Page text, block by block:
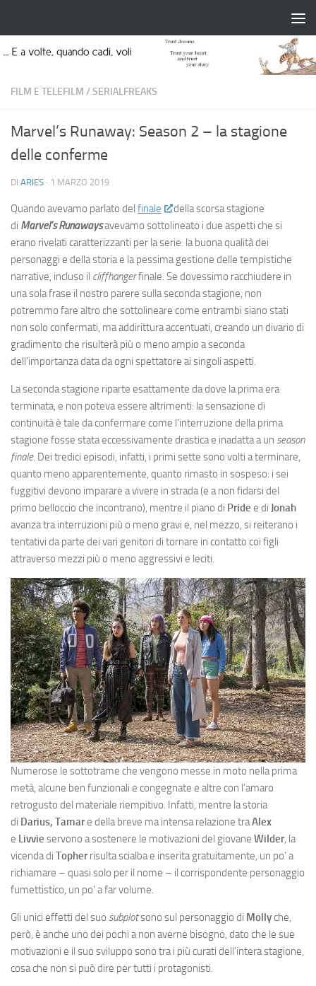
FILM E TELEFILM /SERIALFREAKS
Marvel’s Runaway: Season 2 – la stagione
delle conferme
DI ARIES · 1 MARZO 2019
Quando avevamo parlato del finale
della scorsa stagione
di Marvel’s Runawaysavevamo sottolineato i due aspetti che si
erano rivelati caratterizzanti per la serie: la buona qualità dei
personaggi e della storia e la pessima gestione delle tempistiche
narrative, incluso il cliffhangerfinale. Se dovessimo racchiudere in
una sola frase il nostro parere sulla seconda stagione, non
potremmo fare altro che sottolineare come entrambi siano stati
non solo confermati, ma addirittura accentuati, creando un divario di
gradimento che risulterà più o meno ampio a seconda
dell’importanza data da ogni spettatore ai singoli aspetti.
La seconda stagione riparte esattamente da dove la prima era
terminata, e non poteva essere altrimenti: la sensazione di
continuità è tale da confermare come l’interruzione della prima
stagione fosse stata eccessivamente drastica e inadatta a un season
finale. Dei tredici episodi, infatti, i primi sette sono volti a terminare,
quanto meno apparentemente, quanto rimasto in sospeso: i sei
fuggitivi devono imparare a vivere in strada (e a non fidarsi del
primo belloccio che incontrano), mentre il piano di Pride e di Jonah
avanza tra interruzioni più o meno gravi e, nel mezzo, si reiterano i
tentativi da parte dei vari genitori di tornare in contatto coi figli
attraverso mezzi più o meno aggressivi e leciti.
Numerose le sottotrame che vengono messe in moto nella prima
metà, alcune ben funzionali e congegnate e altre con l’amaro
retrogusto del materiale riempitivo. Infatti, mentre la storia
di Darius, Tamare della breve ma intensa relazione traAlex
e Livvie servono a sostenere le motivazioni del giovane Wilder, la
vicenda di Topherrisulta scialba e inserita gratuitamente, un po’ a
richiamare – quasi solo per il nome – il corrispondente personaggio
fumettistico, un po’ a far volume.
Gli unici effetti del suo subplotsono sul personaggio di Mollyche,
però, è anche uno dei pochi a non averne bisogno, dato che le sue
motivazioni e il suo sviluppo sono tra i più curati dell’intera stagione,
cosa che non si può dire per tutti i protagonisti.